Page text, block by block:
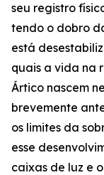
seu registro
tendo o dobro
está
quais a vida na
Ártico nascem
brevemente
os limites da
esse
caixas de luz e